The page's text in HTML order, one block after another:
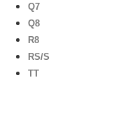
Q7
Q8
R8
RS/S
TT